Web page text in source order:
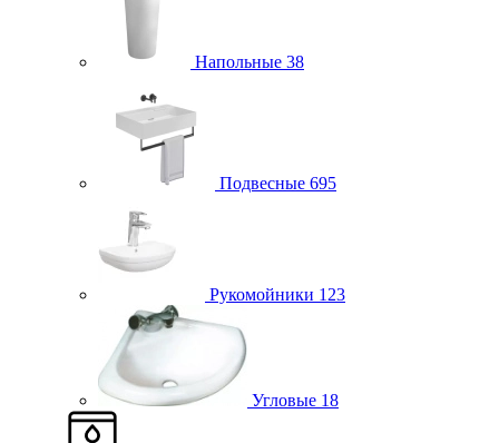
Напольные 38
Подвесные 695
Рукомойники 123
Угловые 18